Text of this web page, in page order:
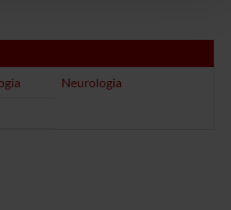
dei loro servizi.
Neurologia